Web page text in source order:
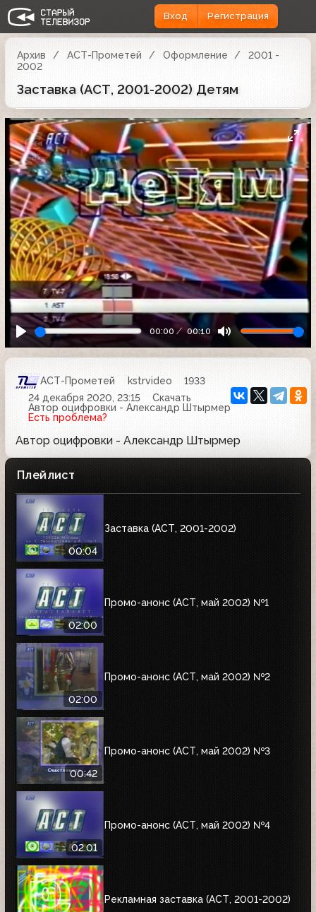
Вход Регистрация
Архив АСТ-Прометей Оформление
2001 -
2002
Заставка (АСТ, 2001-2002) Детям
00:00 00:10
АСТ-Прометей kstrvideo
1933
24 декабря 2020, 23:15
Скачать
Автор оцифровки - Александр Штырмер
Есть проблема?
Автор оцифровки - Александр Штырмер
Плейлист
00:04
Заставка (АСТ, 2001-2002)
02:00
Промо-анонс (АСТ, май 2002) №1
02:00
Промо-анонс (АСТ, май 2002) №2
00:42
Промо-анонс (АСТ, май 2002) №3
02:01
Промо-анонс (АСТ, май 2002) №4
Рекламная заставка (АСТ, 2001-2002)